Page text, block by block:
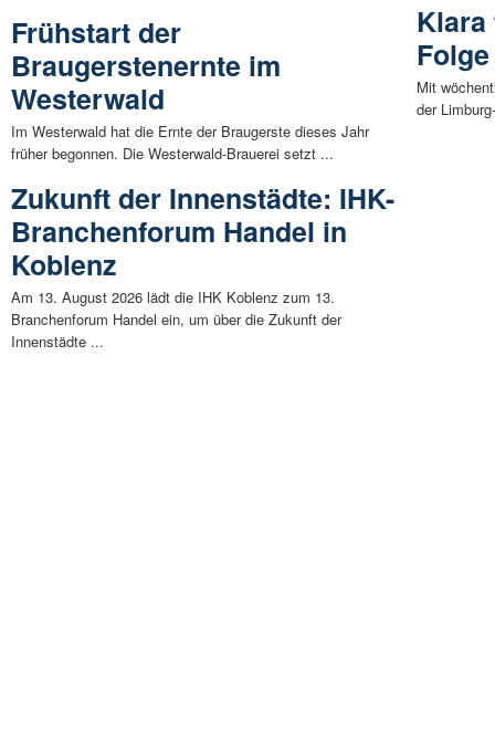
Frühstart der
Braugerstenernte im
Westerwald
Im Westerwald hat die Ernte der Braugerste dieses Jahr
früher begonnen. Die Westerwald-Brauerei setzt ...
Zukunft der Innenstädte: IHK-
Branchenforum Handel in
Koblenz
Am 13. August 2026 lädt die IHK Koblenz zum 13.
Branchenforum Handel ein, um über die Zukunft der
Innenstädte ...
Klara
Folge
Mit
der